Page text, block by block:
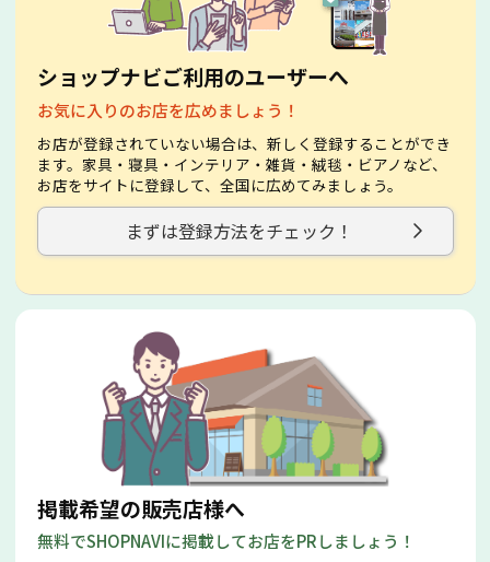
ショップナビご利用のユーザーへ
お気に入りのお店を広めましょう！
お店が登録されていない場合は、新しく登録することができ
ます。家具・寝具・インテリア・雑貨・絨毯・ビアノなど、
お店をサイトに登録して、全国に広めてみましょう。
まずは登録方法をチェック！
掲載希望の販売店様へ
無料でSHOPNAVIに掲載してお店をPRしましょう！